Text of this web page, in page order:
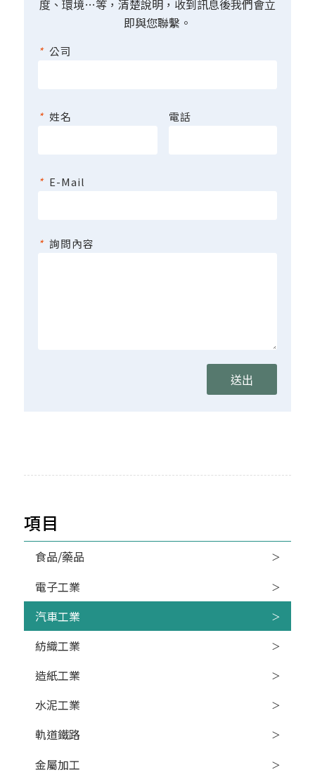
度、環境…等，清楚說明，收到訊息後我們會立
即與您聯繫。
* 公司
* 姓名 電話
* E-Mail
* 詢問內容
項目
食品/藥品
電子工業
汽車工業
紡織工業
造紙工業
水泥工業
軌道鐵路
金屬加工